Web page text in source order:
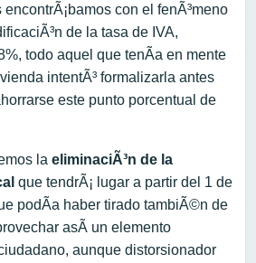
con el fenÃ³meno
de la tasa de IVA,
todo aquel que tenÃ­a en mente
intentÃ³ formalizarla antes
este punto porcentual de
la eliminaciÃ³n de la
que tendrÃ¡ lugar a partir del 1 de
podÃ­a haber tirado tambiÃ©n de
asÃ­ un elemento
aunque distorsionador